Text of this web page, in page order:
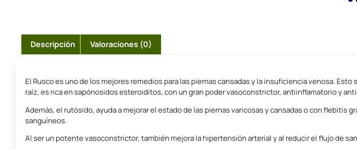
Descripción Valoraciones (0)
El Rusco es uno de los mejores remedios para las piernas cansadas y la insuficiencia venosa.
raíz, es rica en sapónosidos esteroiditos, con un gran poder vasoconstrictor, antiinflamatorio y
Además, el rutósido, ayuda a mejorar el estado de las piernas varicosas y cansadas o con flebitis
sanguíneos.
Al ser un potente vasoconstrictor, también mejora la hipertensión arterial y al reducir el flujo de